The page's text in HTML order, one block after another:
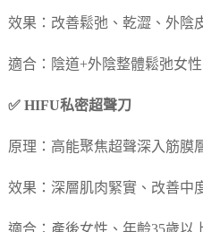
效果：改善鬆弛、乾澀、外陰
適合：陰道+外陰整體鬆弛女性
✅ HIFU私密超聲刀
原理：高能聚焦超聲深入筋膜
效果：深層肌肉緊實、改善中